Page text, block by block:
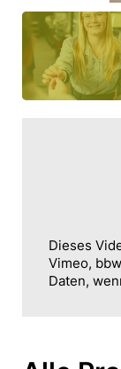
Dieses
Vimeo,
Daten,